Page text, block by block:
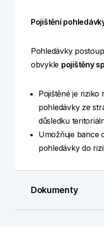
Pojištění
Pohledávky
obvykle pojištěny
Pojištěné je riziko
pohledávky ze
důsledku
Umožňuje bance
pohledávky do
Dokumenty